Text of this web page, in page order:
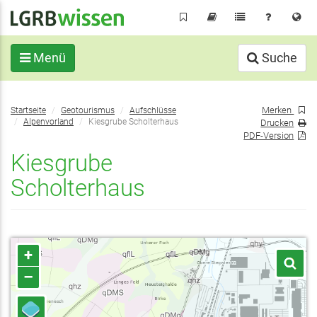
Inhalt
Menü Suche
Sie
befinden
Startseite Geotourismus
Aufschlüsse
Alpenvorland
Kiesgrube Scholterhaus
Kiesgrube
Scholterhaus
Merken
Drucken
PDF-Version
+
–